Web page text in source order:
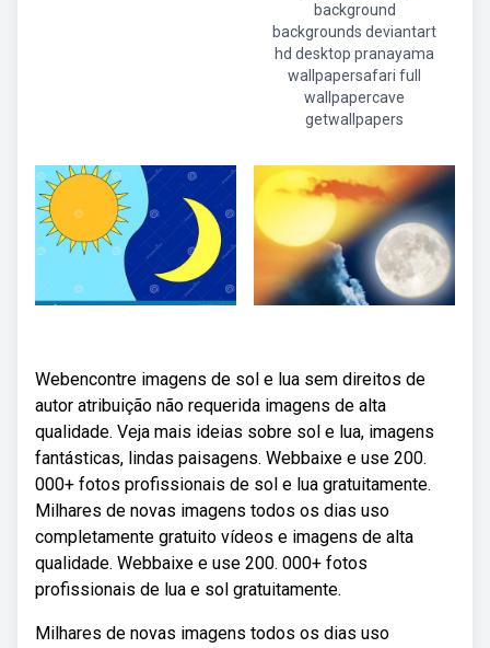
background
backgrounds deviantart
hd desktop pranayama
wallpapersafari full
wallpapercave
getwallpapers
Webencontre imagens de sol e lua sem direitos de
autor atribuição não requerida imagens de alta
qualidade. Veja mais ideias sobre sol e lua, imagens
fantásticas, lindas paisagens. Webbaixe e use 200.
000+ fotos profissionais de sol e lua gratuitamente.
Milhares de novas imagens todos os dias uso
completamente gratuito vídeos e imagens de alta
qualidade. Webbaixe e use 200. 000+ fotos
profissionais de lua e sol gratuitamente.
Milhares de novas imagens todos os dias uso